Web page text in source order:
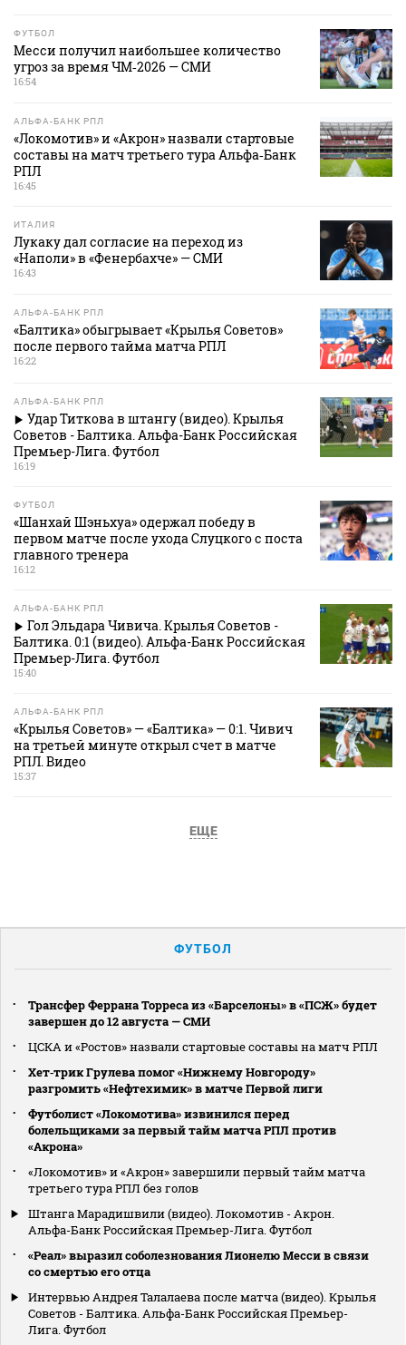
ФУТБОЛ
Месси получил наибольшее количество
угроз за время ЧМ‑2026 — СМИ
16:54
АЛЬФА-БАНК РПЛ
«Локомотив» и «Акрон» назвали стартовые
составы на матч третьего тура Альфа‑Банк
РПЛ
16:45
ИТАЛИЯ
Лукаку дал согласие на переход из
«Наполи» в «Фенербахче» — СМИ
16:43
АЛЬФА-БАНК РПЛ
«Балтика» обыгрывает «Крылья Советов»
после первого тайма матча РПЛ
16:22
АЛЬФА-БАНК РПЛ
Удар Титкова в штангу (видео). Крылья
Советов - Балтика. Альфа-Банк Российская
Премьер-Лига. Футбол
16:19
ФУТБОЛ
«Шанхай Шэньхуа» одержал победу в
первом матче после ухода Слуцкого с поста
главного тренера
16:12
АЛЬФА-БАНК РПЛ
Гол Эльдара Чивича. Крылья Советов -
Балтика. 0:1 (видео). Альфа-Банк Российская
Премьер-Лига. Футбол
15:40
АЛЬФА-БАНК РПЛ
«Крылья Советов» — «Балтика» — 0:1. Чивич
на третьей минуте открыл счет в матче
РПЛ. Видео
15:37
ЕЩЕ
ФУТБОЛ
Трансфер Феррана Торреса из «Барселоны» в «ПСЖ» будет
завершен до 12 августа — СМИ
ЦСКА и «Ростов» назвали стартовые составы на матч РПЛ
Хет‑трик Грулева помог «Нижнему Новгороду»
разгромить «Нефтехимик» в матче Первой лиги
Футболист «Локомотива» извинился перед
болельщиками за первый тайм матча РПЛ против
«Акрона»
«Локомотив» и «Акрон» завершили первый тайм матча
третьего тура РПЛ без голов
Штанга Марадишвили (видео). Локомотив - Акрон.
Альфа-Банк Российская Премьер-Лига. Футбол
«Реал» выразил соболезнования Лионелю Месси в связи
со смертью его отца
Интервью Андрея Талалаева после матча (видео). Крылья
Советов - Балтика. Альфа-Банк Российская Премьер-
Лига. Футбол